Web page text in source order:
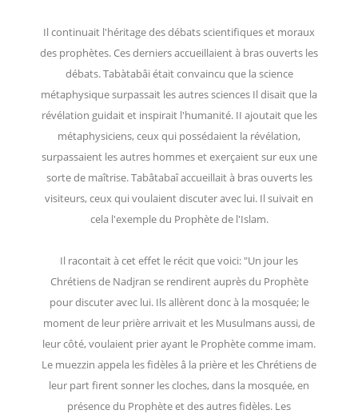
Il continuait l'héritage des débats scientifiques et moraux
des prophètes. Ces derniers accueillaient à bras ouverts les
débats. Tabàtabâi était convaincu que la science
métaphysique surpassait les autres sciences Il disait que la
révélation guidait et inspirait l'humanité. II ajoutait que les
métaphysiciens, ceux qui possédaient la révélation,
surpassaient les autres hommes et exerçaient sur eux une
sorte de maîtrise. Tabâtabaî accueillait à bras ouverts les
visiteurs, ceux qui voulaient discuter avec lui. Il suivait en
cela l'exemple du Prophète de l'Islam.
Il racontait à cet effet le récit que voici: "Un jour les
Chrétiens de Nadjran se rendirent auprès du Prophète
pour discuter avec lui. Ils allèrent donc à la mosquée; le
moment de leur prière arrivait et les Musulmans aussi, de
leur côté, voulaient prier ayant le Prophète comme imam.
Le muezzin appela les fidèles â la prière et les Chrétiens de
leur part firent sonner les cloches, dans la mosquée, en
présence du Prophète et des autres fidèles. Les